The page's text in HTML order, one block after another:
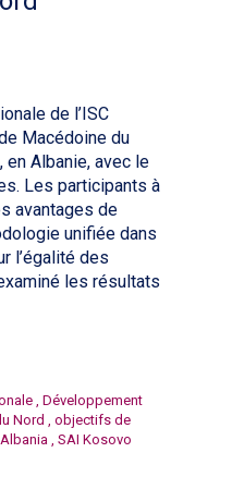
de l’ISC
Macédoine du
en Albanie, avec le
Les participants à
avantages de
unifiée dans
l’égalité des
les résultats
, Développement
Nord , objectifs de
, SAI Kosovo